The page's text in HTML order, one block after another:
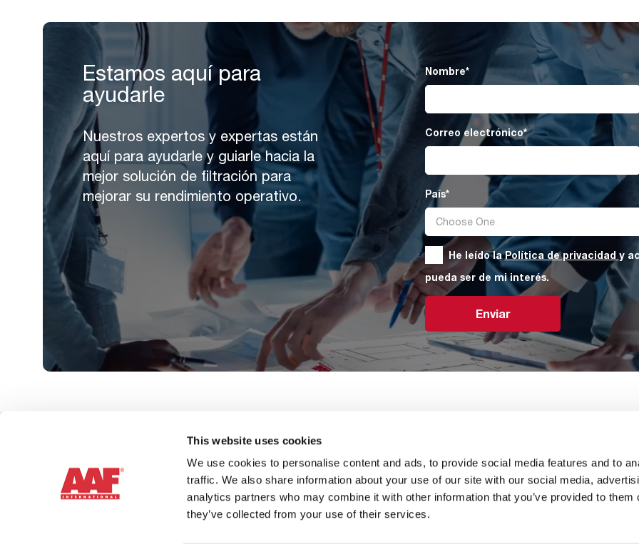
This website uses cookies
We use cookies to personalise content and ads, to provide social media features and to
traffic. We also share information about your use of our site with our social media,
analytics partners who may combine it with other information that you’ve provided to them
they’ve collected from your use of their services.
Estamos aquí para
ayudarle
Nuestros expertos y expertas están
aquí para ayudarle y guiarle hacia la
mejor solución de filtración para
mejorar su rendimiento operativo.
Nombre*
Correo electrónico*
País*
He leído laPolítica de privacidad y
pueda ser de mi interés.
Enviar
Contacte con nosotros Sobre nosotros Carreras profesionales
cualquier uso del texto o de las imágenes que contiene sin la autorización de American Air Filter Company, Inc.